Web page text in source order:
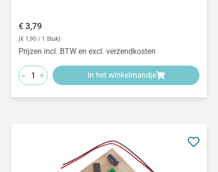
Normale prijs:
€ 3,79
(€ 1,90 / 1 Stuk)
Prijzen incl. BTW en excl. verzendkosten
- + In het winkelmandje